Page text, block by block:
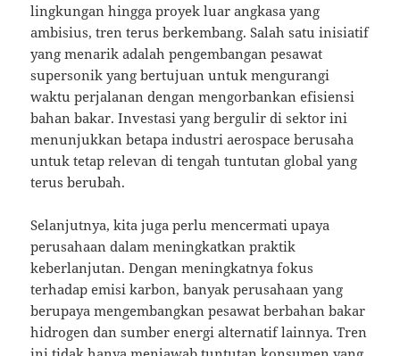
lingkungan hingga proyek luar angkasa yang
ambisius, tren terus berkembang. Salah satu inisiatif
yang menarik adalah pengembangan pesawat
supersonik yang bertujuan untuk mengurangi
waktu perjalanan dengan mengorbankan efisiensi
bahan bakar. Investasi yang bergulir di sektor ini
menunjukkan betapa industri aerospace berusaha
untuk tetap relevan di tengah tuntutan global yang
terus berubah.
Selanjutnya, kita juga perlu mencermati upaya
perusahaan dalam meningkatkan praktik
keberlanjutan. Dengan meningkatnya fokus
terhadap emisi karbon, banyak perusahaan yang
berupaya mengembangkan pesawat berbahan bakar
hidrogen dan sumber energi alternatif lainnya. Tren